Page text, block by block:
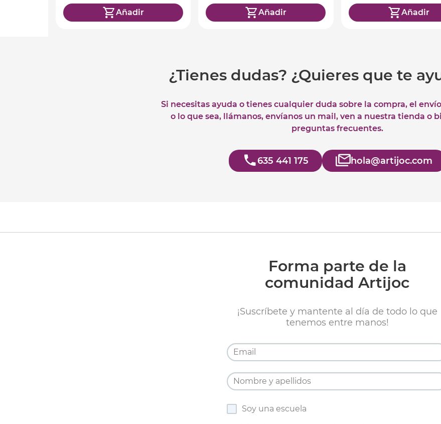
Añadir Añadir Añadir
¿Tienes dudas? ¿Quieres que te
Si necesitas ayuda o tienes cualquier duda sobre la compra, el
o lo que sea, llámanos, envíanos un mail, ven a nuestra tienda o
preguntas frecuentes.
635 441 175 hola@artijoc.com
Forma parte de la
comunidad Artijoc
¡Suscríbete y mantente al día de todo lo que
tenemos entre manos!
Soy una escuela